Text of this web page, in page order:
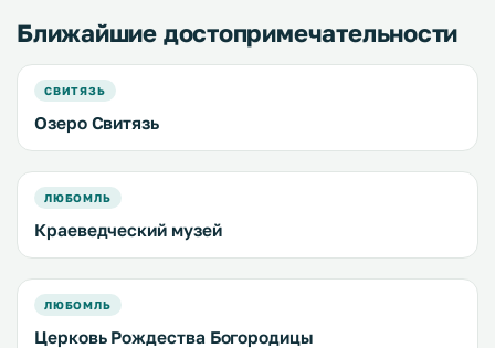
Ближайшие достопримечательности
СВИТЯЗЬ
Озеро Свитязь
ЛЮБОМЛЬ
Краеведческий музей
ЛЮБОМЛЬ
Церковь Рождества Богородицы